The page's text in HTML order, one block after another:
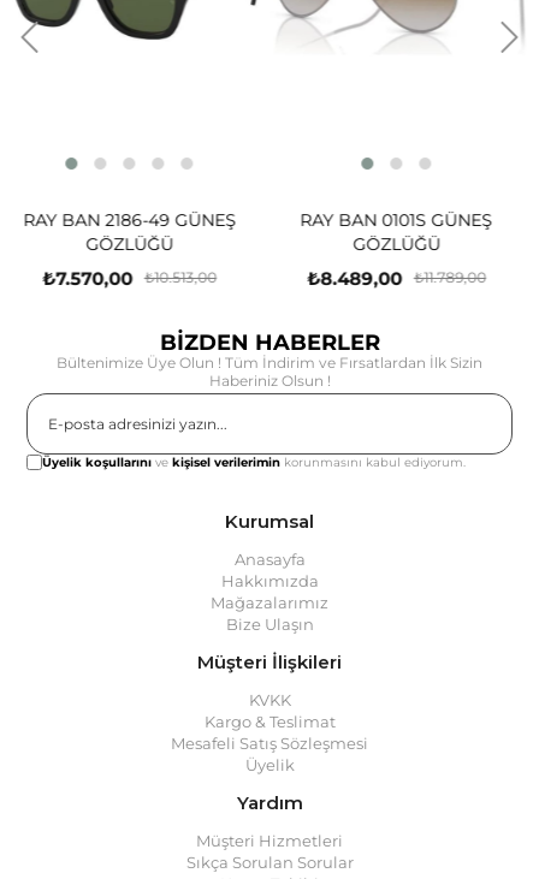
RAY BAN 0101S GÜNEŞ
GÖZLÜĞÜ
₺8.489,00
RAY BAN 3731
GÖZLÜĞÜ
₺7.431,00
BİZDEN HABERLER
Bültenimize Üye Olun ! Tüm İndirim ve Fırsatlardan İlk Sizin
Haberiniz Olsun !
Üyelik koşullarını vekişisel verilerimin korunmasını kabul ediyorum.
Kurumsal
Anasayfa
Hakkımızda
Mağazalarımız
Bize Ulaşın
Müşteri İlişkileri
KVKK
Kargo & Teslimat
Mesafeli Satış Sözleşmesi
Üyelik
Yardım
Müşteri Hizmetleri
Sıkça Sorulan Sorular